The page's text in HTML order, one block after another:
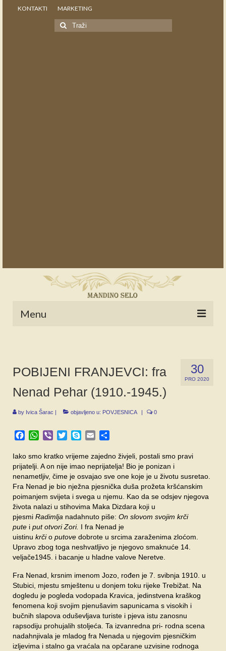
KONTAKTI MARKETING
Search
for:
Menu
SPONZORI
FORUM
30
PRO 2020
POBIJENI FRANJEVCI: fra
Nenad Pehar (1910.-1945.)
by Ivica Šarac objavljeno u: POVJESNICA 0
Facebook
WhatsApp
Viber TwitterSkypeEmail
Iako smo kratko vrijeme zajedno živjeli, postali smo pravi
prijatelji. A on nije imao neprijatelja! Bio je ponizan i
nenametljiv, čime je osvajao sve one koje je u životu susretao.
Fra Nenad je bio nježna pjesnička duša prožeta kršćanskim
poimanjem svijeta i svega u njemu. Kao da se odsjev njegova
života nalazi u stihovima Maka Dizdara koji u
pjesmi Radimlja nadahnuto piše: On slovom svojim krči
pute i put otvori Zori. I fra Nenad je
uistinu krčio putove dobrote u srcima zaraženima zloćom.
Upravo zbog toga neshvatljivo je njegovo smaknuće 14.
veljače1945. i bacanje u hladne valove Neretve.
Fra Nenad, krsnim imenom Jozo, rođen je 7. svibnja 1910. u
Stubici, mjestu smještenu u donjem toku rijeke Trebižat. Na
dogledu je pogleda vodopada Kravica, jedinstvena kraškog
fenomena koji svojim pjenušavim sapunicama s visokih i
bučnih slapova oduševljava turiste i pjeva istu zanosnu
rapsodiju prohujalih stoljeća. Ta izvanredna pri- rodna scena
nadahnjivala je mladog fra Nenada u njegovim pjesničkim
izljevima i stalno ga vraćala na opčarane uzvisine rodnoga